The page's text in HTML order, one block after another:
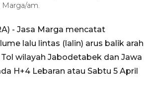
Marga/am.
- Jasa Marga mencatat
lalu lintas (lalin) arus balik arah
wilayah Jabodetabek dan Jawa
H+4 Lebaran atau Sabtu 5 April